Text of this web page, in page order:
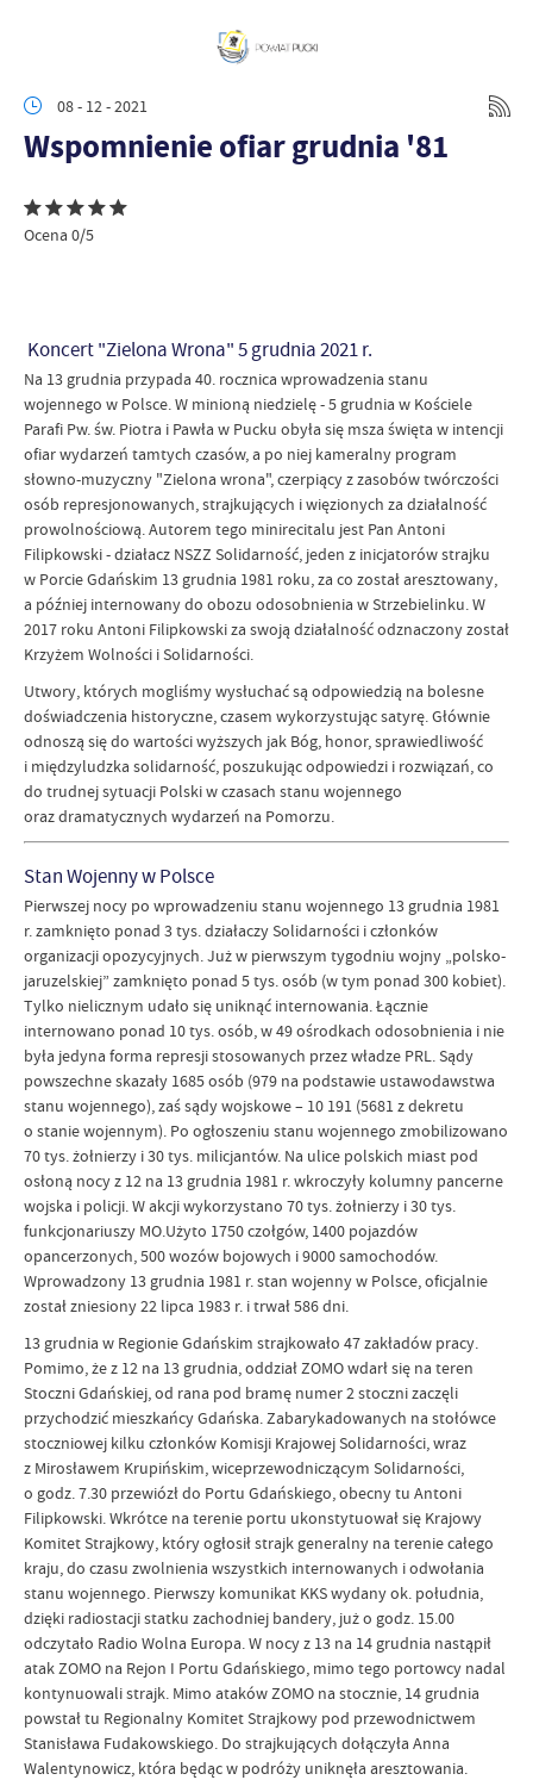
08 - 12 - 2021
Wspomnienie ofiar grudnia '81
Ocena 0/5
Koncert "Zielona Wrona" 5 grudnia 2021 r.
Na 13 grudnia przypada 40. rocznica wprowadzenia stanu
wojennego w Polsce. W minioną niedzielę - 5 grudnia w Kościele
Parafi Pw. św. Piotra i Pawła w Pucku obyła się msza święta w intencji
ofiar wydarzeń tamtych czasów, a po niej kameralny program
słowno-muzyczny "Zielona wrona", czerpiący z zasobów twórczości
osób represjonowanych, strajkujących i więzionych za działalność
prowolnościową. Autorem tego minirecitalu jest Pan Antoni
Filipkowski - działacz NSZZ Solidarność, jeden z inicjatorów strajku
w Porcie Gdańskim 13 grudnia 1981 roku, za co został aresztowany,
a później internowany do obozu odosobnienia w Strzebielinku. W
2017 roku Antoni Filipkowski za swoją działalność odznaczony został
Krzyżem Wolności i Solidarności.
Utwory, których mogliśmy wysłuchać są odpowiedzią na bolesne
doświadczenia historyczne, czasem wykorzystując satyrę. Głównie
odnoszą się do wartości wyższych jak Bóg, honor, sprawiedliwość
i międzyludzka solidarność, poszukując odpowiedzi i rozwiązań, co
do trudnej sytuacji Polski w czasach stanu wojennego
oraz dramatycznych wydarzeń na Pomorzu.
Stan Wojenny w Polsce
Pierwszej nocy po wprowadzeniu stanu wojennego 13 grudnia 1981
r. zamknięto ponad 3 tys. działaczy Solidarności i członków
organizacji opozycyjnych. Już w pierwszym tygodniu wojny „polsko-
jaruzelskiej” zamknięto ponad 5 tys. osób (w tym ponad 300 kobiet).
Tylko nielicznym udało się uniknąć internowania. Łącznie
internowano ponad 10 tys. osób, w 49 ośrodkach odosobnienia i nie
była jedyna forma represji stosowanych przez władze PRL. Sądy
powszechne skazały 1685 osób (979 na podstawie ustawodawstwa
stanu wojennego), zaś sądy wojskowe – 10 191 (5681 z dekretu
o stanie wojennym). Po ogłoszeniu stanu wojennego zmobilizowano
70 tys. żołnierzy i 30 tys. milicjantów. Na ulice polskich miast pod
osłoną nocy z 12 na 13 grudnia 1981 r. wkroczyły kolumny pancerne
wojska i policji. W akcji wykorzystano 70 tys. żołnierzy i 30 tys.
funkcjonariuszy MO.Użyto 1750 czołgów, 1400 pojazdów
opancerzonych, 500 wozów bojowych i 9000 samochodów.
Wprowadzony 13 grudnia 1981 r. stan wojenny w Polsce, oficjalnie
został zniesiony 22 lipca 1983 r. i trwał 586 dni.
13 grudnia w Regionie Gdańskim strajkowało 47 zakładów pracy.
Pomimo, że z 12 na 13 grudnia, oddział ZOMO wdarł się na teren
Stoczni Gdańskiej, od rana pod bramę numer 2 stoczni zaczęli
przychodzić mieszkańcy Gdańska. Zabarykadowanych na stołówce
stoczniowej kilku członków Komisji Krajowej Solidarności, wraz
z Mirosławem Krupińskim, wiceprzewodniczącym Solidarności,
o godz. 7.30 przewiózł do Portu Gdańskiego, obecny tu Antoni
Filipkowski. Wkrótce na terenie portu ukonstytuował się Krajowy
Komitet Strajkowy, który ogłosił strajk generalny na terenie całego
kraju, do czasu zwolnienia wszystkich internowanych i odwołania
stanu wojennego. Pierwszy komunikat KKS wydany ok. południa,
dzięki radiostacji statku zachodniej bandery, już o godz. 15.00
odczytało Radio Wolna Europa. W nocy z 13 na 14 grudnia nastąpił
atak ZOMO na Rejon I Portu Gdańskiego, mimo tego portowcy nadal
kontynuowali strajk. Mimo ataków ZOMO na stocznie, 14 grudnia
powstał tu Regionalny Komitet Strajkowy pod przewodnictwem
Stanisława Fudakowskiego. Do strajkujących dołączyła Anna
Walentynowicz, która będąc w podróży uniknęła aresztowania.